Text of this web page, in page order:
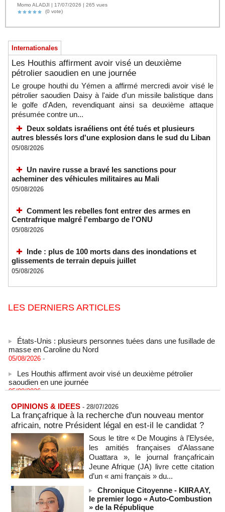
Momo ALADJI | 17/07/2026 | 265 vues
(0 vote)
Internationales
Les Houthis affirment avoir visé un deuxième
pétrolier saoudien en une journée
Le groupe houthi du Yémen a affirmé mercredi avoir visé le
pétrolier saoudien Daisy à l'aide d'un missile balistique dans
le golfe d'Aden, revendiquant ainsi sa deuxième attaque
présumée contre un...
Deux soldats israéliens ont été tués et plusieurs
autres blessés lors d'une explosion dans le sud du Liban
05/08/2026
Un navire russe a bravé les sanctions pour
acheminer des véhicules militaires au Mali
05/08/2026
Comment les rebelles font entrer des armes en
Centrafrique malgré l'embargo de l'ONU
05/08/2026
Inde : plus de 100 morts dans des inondations et
glissements de terrain depuis juillet
05/08/2026
LES DERNIERS ARTICLES
États-Unis : plusieurs personnes tuées dans une fusillade de
masse en Caroline du Nord
05/08/2026 -
saoudien en une journée
05/08/2026 -
saoudien en une journée
05/08/2026 -
Après la France et Ouattara, comment la CEDEAO sabote la
création d'une monnaie ouest-africaine unique
05/08/2026 -MOMO ALADJI
La Banque mondiale accorde un prêt de 340 milliards de
francs CFA au Sénégal pour divers projets
Election du SG de l’ONU : L'Afrique apparait comme la
région qui affaiblit le principe de rotation régionale (Carlos
OPINIONS & IDEES - 28/07/2026
La françafrique à la recherche d'un nouveau mentor
africain, notre Président légal en est-il le candidat ?
Sous le titre « De Mougins à l’Elysée,
les amitiés françaises d’Alassane
Ouattara », le journal françafricain
Jeune Afrique (JA) livre cette citation
d’un « ami français » du...
Chronique Citoyenne - KIIRAAY,
le premier logo « Auto-Combustion
» de la République